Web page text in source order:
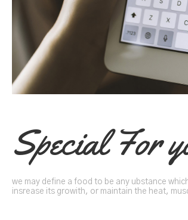
Special For
we may define a food to be any ubstance
insrease its growith, or maintain the heat,